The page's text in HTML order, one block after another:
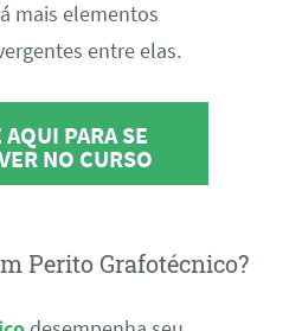
mais elementos
entre elas.
PARA SE
NO CURSO
Perito Grafotécnico?